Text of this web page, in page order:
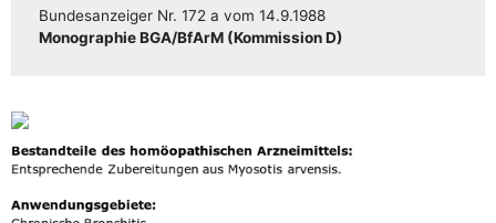
Bun­des­an­zei­ger Nr. 172 a vom 14.9.1988
Mono­gra­phie BGA/​​BfArM (Kom­mis­si­on D)